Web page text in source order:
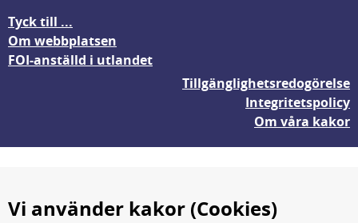
Tyck till ...
Om webbplatsen
FOI-anställd i utlandet
Tillgänglighetsredogörelse
Integritetspolicy
Om våra kakor
Vi använder kakor (Cookies)